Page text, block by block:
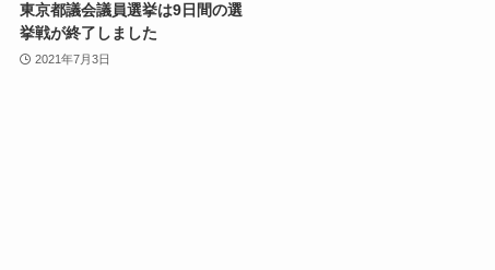
東京都議会議員選挙は9日間の選
挙戦が終了しました
2021年7月3日